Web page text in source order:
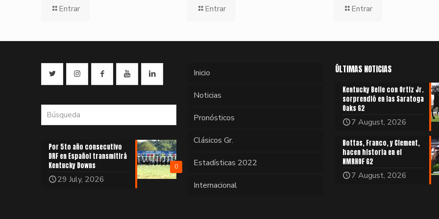
Entrar Entrar Entrar
0
Por 5to año consecutivo
DRF en Español transmitirá
Kentucky Downs
29 July, 2026
Inicio
Noticias
Pronósticos
Clásicos Gr.
Estadísticas 2022
Internacional
ÚLTIMAS NOTICIAS
Kentucky Belle con Ortiz Jr.
sorprendió en las Saratoga
Oaks G2
7 August, 2026
Bottas, Franco, y Clement,
hacen historia en el
NMRHOF G2
7 August, 2026